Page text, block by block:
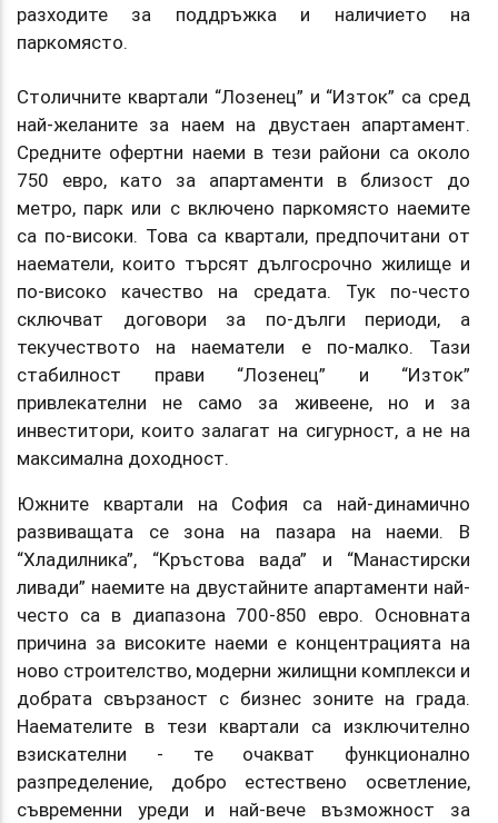
разходите за поддръжка и наличието на
паркомясто.
Столичните квартали “Лозенец” и “Изток” са сред
най-желаните за наем на двустаен апартамент.
Средните офертни наеми в тези райони са около
750 евро, като за апартаменти в близост до
метро, парк или с включено паркомясто наемите
са по-високи. Това са квартали, предпочитани от
наематели, които търсят дългосрочно жилище и
по-високо качество на средата. Тук по-често
сключват договори за по-дълги периоди, а
текучеството на наематели е по-малко. Тази
стабилност прави “Лозенец” и “Изток”
привлекателни не само за живеене, но и за
инвеститори, които залагат на сигурност, а не на
максимална доходност.
Южните квартали на София са най-динамично
развиващата се зона на пазара на наеми. B
“Хладилника”, “Kръстова вада” и “Манастирски
ливади” наемите на двустайните апартаменти най-
често са в диапазона 700-850 евро. Основната
причина за високите наеми е концентрацията на
ново строителство, модерни жилищни комплекси и
добрата свързаност с бизнес зоните на града.
Наемателите в тези квартали са изключително
взискателни - те очакват функционално
разпределение, добро естествено осветление,
съвременни уреди и най-вече възможност за